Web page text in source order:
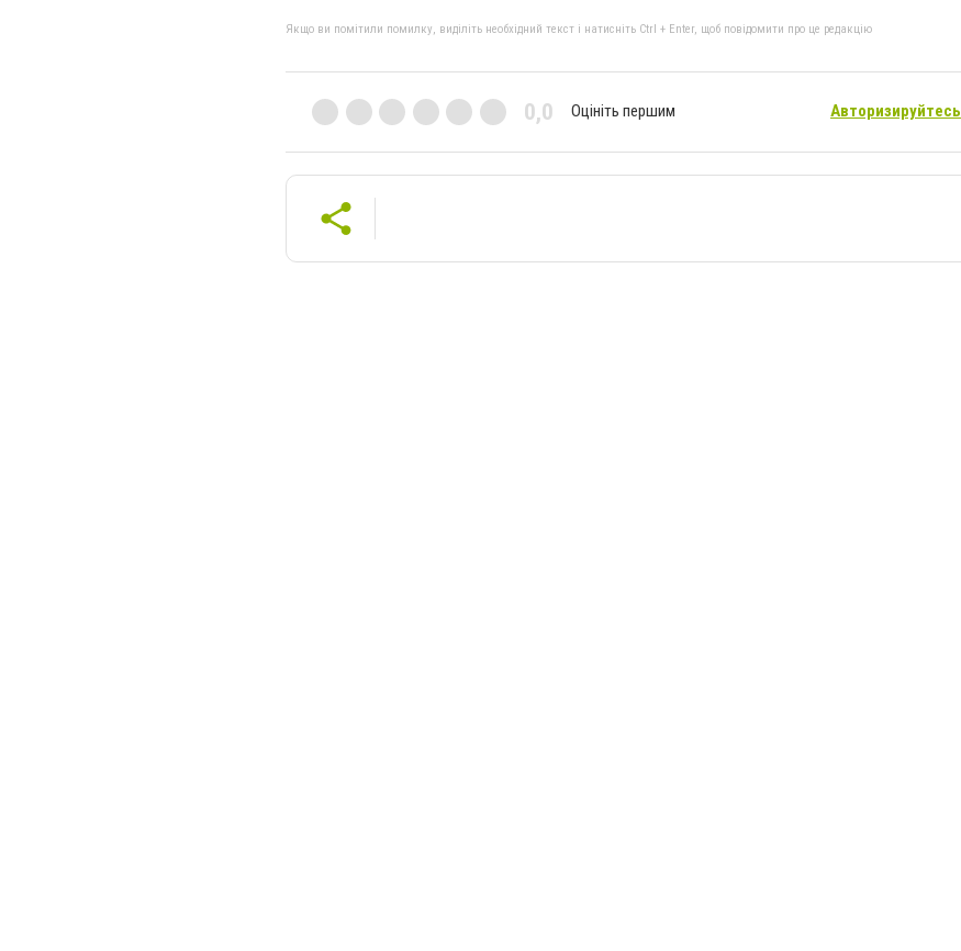
Якщо ви помітили помилку, виділіть необхідний текст і натисніть Ctrl + Enter, щоб повідомити про це редакцію
0,0 Оцініть першим Авторизируйтесь